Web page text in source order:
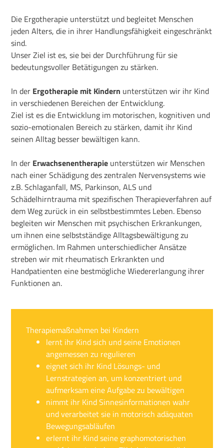
Die Ergotherapie unterstützt und begleitet Menschen
jeden Alters, die in ihrer Handlungsfähigkeit eingeschränkt
sind.
Unser Ziel ist es, sie bei der Durchführung für sie
bedeutungsvoller Betätigungen zu stärken.
In der Ergotherapie mit Kindern unterstützen wir ihr Kind
in verschiedenen Bereichen der Entwicklung.
Ziel ist es die Entwicklung im motorischen, kognitiven und
sozio-emotionalen Bereich zu stärken, damit ihr Kind
seinen Alltag besser bewältigen kann.
In der Erwachsenentherapie unterstützen wir Menschen
nach einer Schädigung des zentralen Nervensystems wie
z.B. Schlaganfall, MS, Parkinson, ALS und
Schädelhirntrauma mit spezifischen Therapieverfahren auf
dem Weg zurück in ein selbstbestimmtes Leben. Ebenso
begleiten wir Menschen mit psychischen Erkrankungen,
um ihnen eine selbstständige Alltagsbewältigung zu
ermöglichen. Im Rahmen unterschiedlicher Ansätze
streben wir mit rheumatisch Erkrankten und
Handpatienten eine bestmögliche Wiedererlangung ihrer
Funktionen an.
Therapiemaßnahmen bei Kindern
lernt ihr Kind sich und seine Emotionen
angemessen zu regulieren
eignet sich ihr Kind Lösungs- und
Lernstrategien an, um konzentriert und
aufmerksam eine Aufgabe zu bewältigen
nimmt ihr Kind Sinnesinformationen wahr
und verarbeitet sie in motorisch adäquaten
Bewegungsabläufen
erlernt ihr Kind seine graphomotorischen